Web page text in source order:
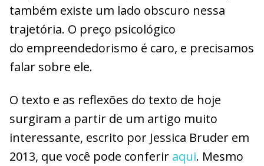
também existe um lado obscuro nessa
trajetória. O preço psicológico
do empreendedorismo é caro, e precisamos
falar sobre ele.
O texto e as reflexões do texto de hoje
surgiram a partir de um artigo muito
interessante, escrito por Jessica Bruder em
2013, que você pode conferir aqui. Mesmo